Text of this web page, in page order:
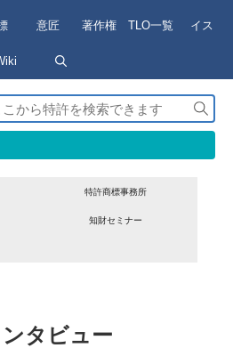
意匠 著作権 TLO一覧 イス
検
索
特許商標事務所
知財セミナー
タビュー